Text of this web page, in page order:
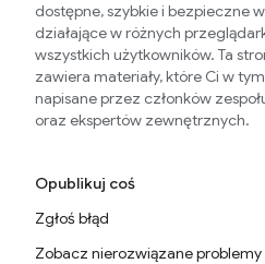
dostępne, szybkie i bezpieczne
działające w różnych
wszystkich użytkowników. Ta
zawiera materiały, które Ci w
napisane przez członków
oraz ekspertów zewnętrznych.
Opublikuj coś
Zgłoś błąd
Zobacz nierozwiązane problemy